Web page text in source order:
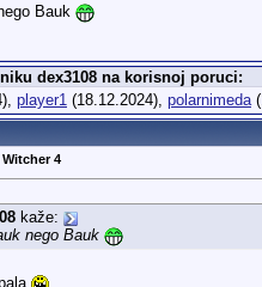
Bauk
dex3108 na korisnoj poruci:
player1(18.12.2024), polarnimeda
4
kaže:
nego Bauk